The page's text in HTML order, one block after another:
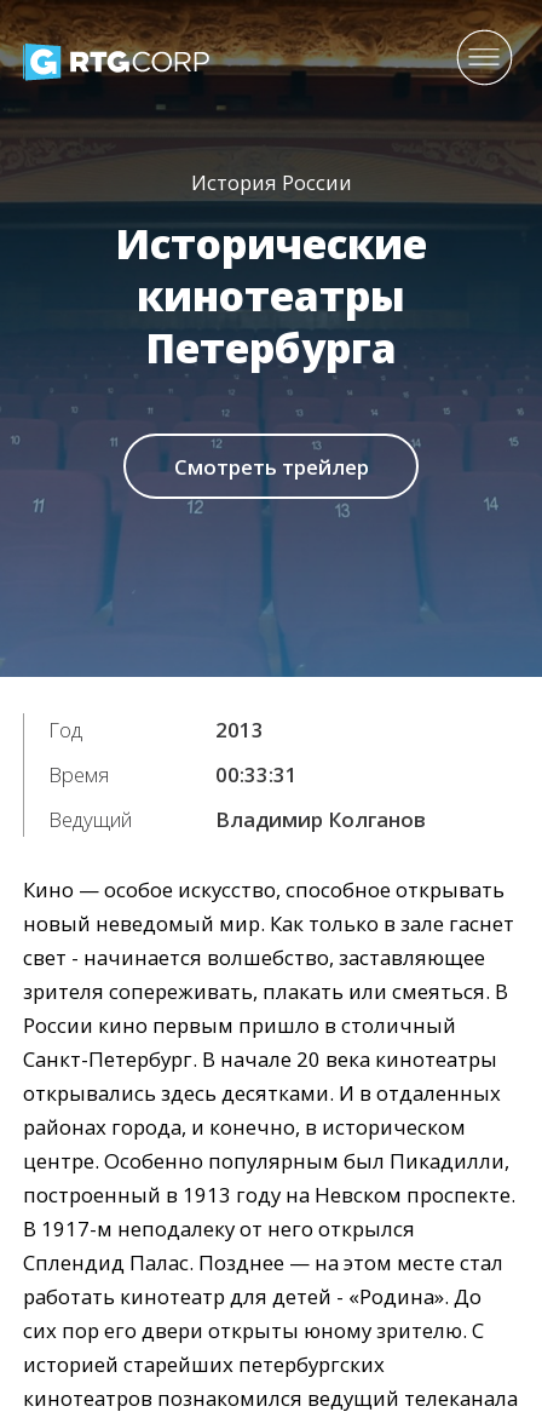
История России
Исторические
кинотеатры
Петербурга
Смотреть трейлер
Год
2013
Время
00:33:31
Ведущий
Владимир Колганов
Кино — особое искусство, способное открывать
новый неведомый мир. Как только в зале гаснет
свет - начинается волшебство, заставляющее
зрителя сопереживать, плакать или смеяться. В
России кино первым пришло в столичный
Санкт-Петербург. В начале 20 века кинотеатры
открывались здесь десятками. И в отдаленных
районах города, и конечно, в историческом
центре. Особенно популярным был Пикадилли,
построенный в 1913 году на Невском проспекте.
В 1917-м неподалеку от него открылся
Сплендид Палас. Позднее — на этом месте стал
работать кинотеатр для детей - «Родина». До
сих пор его двери открыты юному зрителю. С
историей старейших петербургских
кинотеатров познакомился ведущий телеканала